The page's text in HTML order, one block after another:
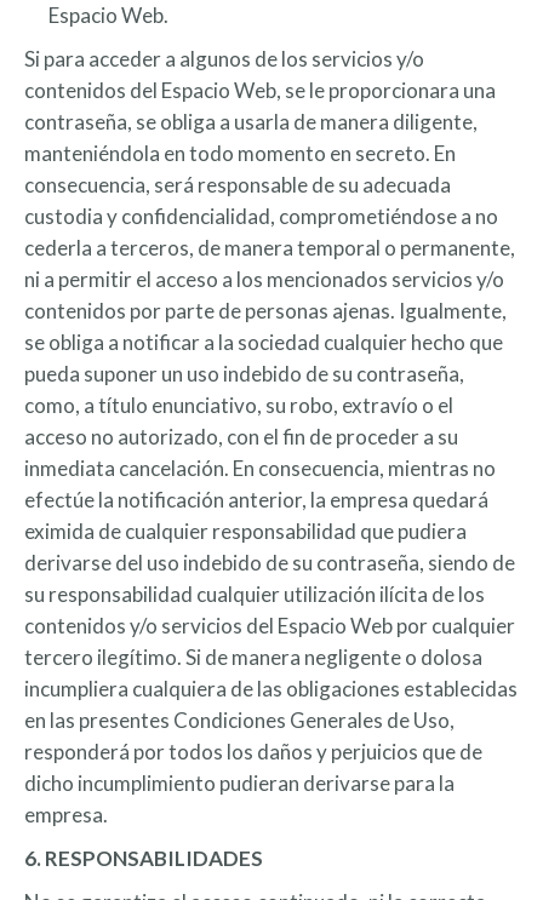
Espacio Web.
Si para acceder a algunos de los servicios y/o
contenidos del Espacio Web, se le proporcionara una
contraseña, se obliga a usarla de manera diligente,
manteniéndola en todo momento en secreto. En
consecuencia, será responsable de su adecuada
custodia y confidencialidad, comprometiéndose a no
cederla a terceros, de manera temporal o permanente,
ni a permitir el acceso a los mencionados servicios y/o
contenidos por parte de personas ajenas. Igualmente,
se obliga a notificar a la sociedad cualquier hecho que
pueda suponer un uso indebido de su contraseña,
como, a título enunciativo, su robo, extravío o el
acceso no autorizado, con el fin de proceder a su
inmediata cancelación. En consecuencia, mientras no
efectúe la notificación anterior, la empresa quedará
eximida de cualquier responsabilidad que pudiera
derivarse del uso indebido de su contraseña, siendo de
su responsabilidad cualquier utilización ilícita de los
contenidos y/o servicios del Espacio Web por cualquier
tercero ilegítimo. Si de manera negligente o dolosa
incumpliera cualquiera de las obligaciones establecidas
en las presentes Condiciones Generales de Uso,
responderá por todos los daños y perjuicios que de
dicho incumplimiento pudieran derivarse para la
empresa.
6. RESPONSABILIDADES